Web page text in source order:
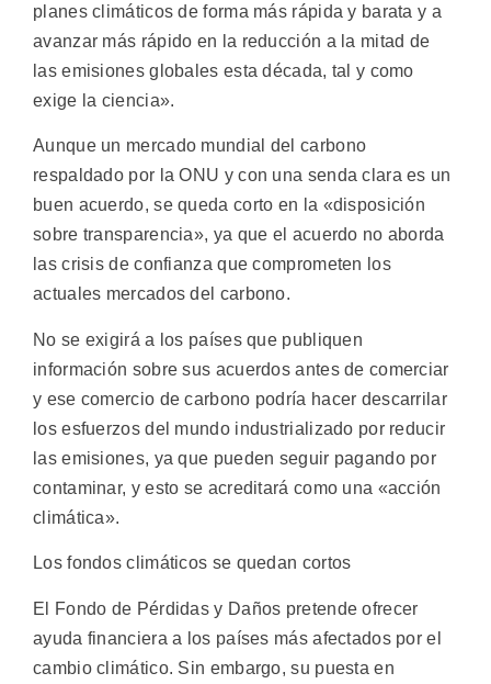
planes climáticos de forma más rápida y barata y a
avanzar más rápido en la reducción a la mitad de
las emisiones globales esta década, tal y como
exige la ciencia».
Aunque un mercado mundial del carbono
respaldado por la ONU y con una senda clara es un
buen acuerdo, se queda corto en la «disposición
sobre transparencia», ya que el acuerdo no aborda
las crisis de confianza que comprometen los
actuales mercados del carbono.
No se exigirá a los países que publiquen
información sobre sus acuerdos antes de comerciar
y ese comercio de carbono podría hacer descarrilar
los esfuerzos del mundo industrializado por reducir
las emisiones, ya que pueden seguir pagando por
contaminar, y esto se acreditará como una «acción
climática».
Los fondos climáticos se quedan cortos
El Fondo de Pérdidas y Daños pretende ofrecer
ayuda financiera a los países más afectados por el
cambio climático. Sin embargo, su puesta en